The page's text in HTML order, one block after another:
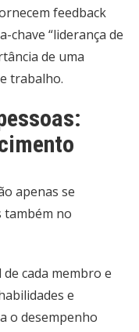
feedback
chave “liderança de
de uma
trabalho.
apenas se
também no
cada membro e
e
o desempenho